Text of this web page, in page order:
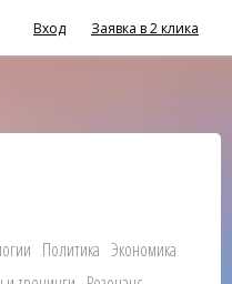
Вход Заявка в 2 клика
Политика Экономика